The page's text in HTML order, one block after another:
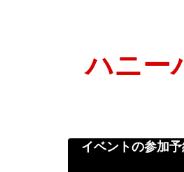
ハニー
イベントの参加